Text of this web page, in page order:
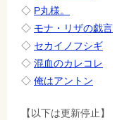
◇ P丸様。
◇ モナ・リザの戯言
◇ セカイノフシギ
◇ 混血のカレコレ
◇ 俺はアントン
【以下は更新停止】